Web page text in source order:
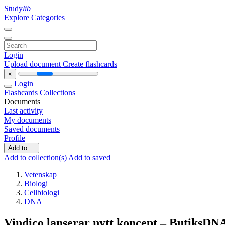
Studylib
Explore Categories
Login
Upload document Create flashcards
×
Login
Flashcards Collections
Documents
Last activity
My documents
Saved documents
Profile
Add to ...
Add to collection(s) Add to saved
Vetenskap
Biologi
Cellbiologi
DNA